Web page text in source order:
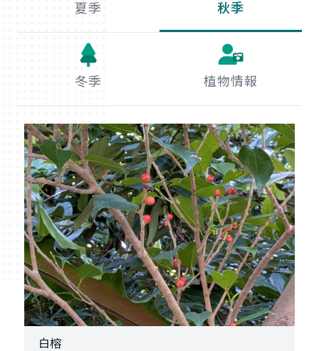
夏季 秋季
冬季 植物情報
白榕